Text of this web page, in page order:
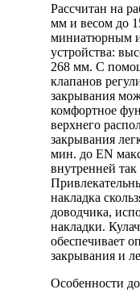
Рассчитан на
мм и весом до
миниатюрным
устройства:
268 мм. С
клапанов
закрывания
комфортное
верхнего
закрывания
мин. до EN
внутренней
накладка
доводчика,
накладки.
обеспечивает
закрывания и
Особенности